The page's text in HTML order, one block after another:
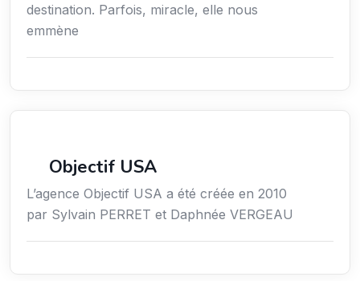
destination. Parfois, miracle, elle nous
emmène
Objectif USA
L’agence Objectif USA a été créée en 2010
par Sylvain PERRET et Daphnée VERGEAU